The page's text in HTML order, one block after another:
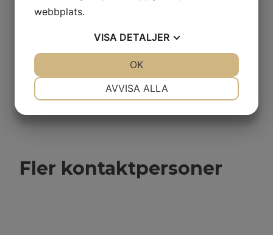
bjorn@sorenthyr
Fler kontaktpersoner
webbplats.
VISA DETALJER
AVVISA ALLA
OK